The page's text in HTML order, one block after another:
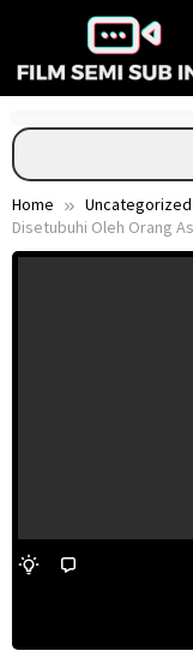
content
Home Uncategorized
Disetubuhi Oleh Orang